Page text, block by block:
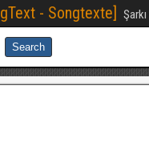
- Songtexte]